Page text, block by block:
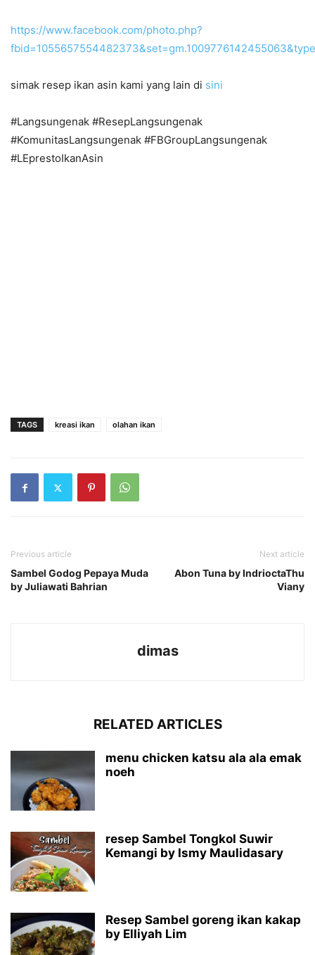
https://www.facebook.com/photo.php?
simak resep ikan asin kami yang lain di sini
#Langsungenak #ResepLangsungenak
#KomunitasLangsungenak #FBGroupLangsungenak
#LEprestoIkanAsin
TAGS kreasi ikan olahan ikan
Previous article
Sambel Godog Pepaya Muda
by Juliawati Bahrian
Next article
Abon Tuna by IndrioctaThu
Viany
dimas
RELATED ARTICLES
menu chicken katsu ala ala emak
noeh
resep Sambel Tongkol Suwir
Kemangi by Ismy Maulidasary
Resep Sambel goreng ikan kakap
by Elliyah Lim